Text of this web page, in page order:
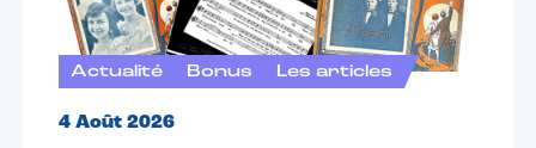
Actualité Bonus Les articles
4 Août 2026